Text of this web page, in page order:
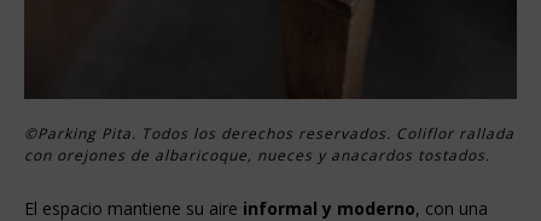
©Parking Pita. Todos los derechos reservados. Coliflor rallada
con orejones de albaricoque, nueces y anacardos tostados.
El espacio mantiene su aire informal y moderno, con una